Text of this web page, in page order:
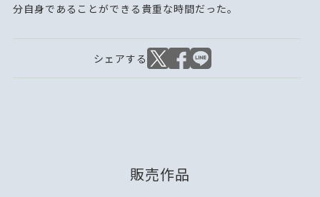
分自身であることができる貴重な時間だった。
販売作品